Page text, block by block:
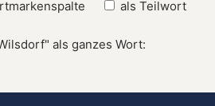
als Teilwort
als ganzes Wort: